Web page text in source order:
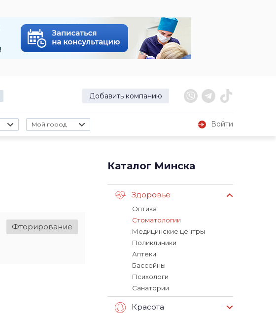
Добавить компанию
Мой город
Войти
Фторирование
Каталог Минска
Здоровье
Оптика
Стоматологии
Медицинские центры
Поликлиники
Аптеки
Бассейны
Психологи
Санатории
Красота